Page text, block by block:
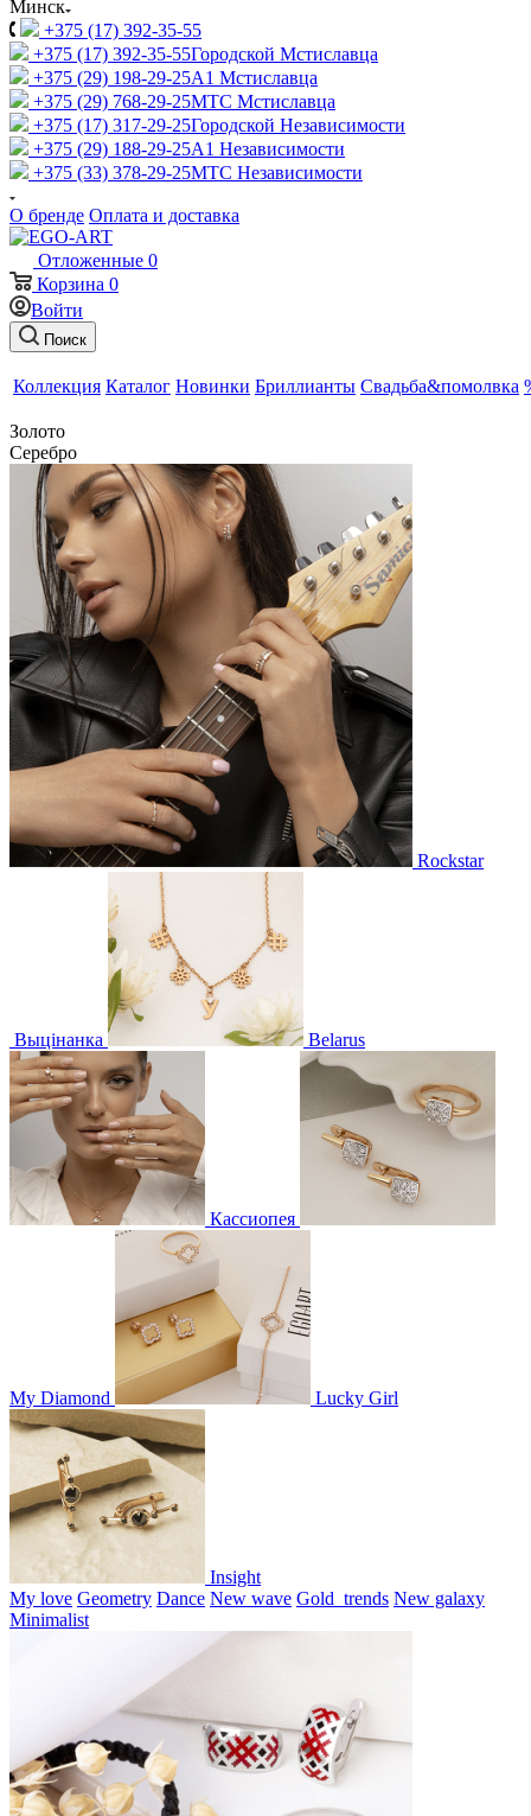
Минск
+375 (17) 392-35-55
+375 (17) 392-35-55Городской Мстиславца
+375 (29) 198-29-25A1 Мстиславца
+375 (29) 768-29-25МТС Мстиславца
+375 (17) 317-29-25Городской Независимости
+375 (29) 188-29-25A1 Независимости
+375 (33) 378-29-25МТС Независимости
О бренде Оплата и доставка
Отложенные 0
Корзина 0
Войти
Поиск
Коллекция Каталог Новинки Бриллианты Свадьба&помолвка
Золото
Серебро
Rockstar
Выцінанка Belarus
Кассиопея
My Diamond Lucky Girl
Insight
My love Geometry Dance New wave Gold_trends New galaxy
Minimalist